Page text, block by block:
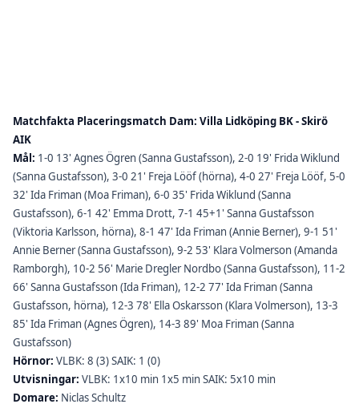
Matchfakta Placeringsmatch Dam: Villa Lidköping BK - Skirö
AIK
Mål: 1-0 13' Agnes Ögren (Sanna Gustafsson), 2-0 19' Frida Wiklund
(Sanna Gustafsson), 3-0 21' Freja Lööf (hörna), 4-0 27' Freja Lööf, 5-0
32' Ida Friman (Moa Friman), 6-0 35' Frida Wiklund (Sanna
Gustafsson), 6-1 42' Emma Drott, 7-1 45+1' Sanna Gustafsson
(Viktoria Karlsson, hörna), 8-1 47' Ida Friman (Annie Berner), 9-1 51'
Annie Berner (Sanna Gustafsson), 9-2 53' Klara Volmerson (Amanda
Ramborgh), 10-2 56' Marie Dregler Nordbo (Sanna Gustafsson), 11-2
66' Sanna Gustafsson (Ida Friman), 12-2 77' Ida Friman (Sanna
Gustafsson, hörna), 12-3 78' Ella Oskarsson (Klara Volmerson), 13-3
85' Ida Friman (Agnes Ögren), 14-3 89' Moa Friman (Sanna
Gustafsson)
Hörnor: VLBK: 8 (3) SAIK: 1 (0)
Utvisningar: VLBK: 1x10 min 1x5 min SAIK: 5x10 min
Domare: Niclas Schultz